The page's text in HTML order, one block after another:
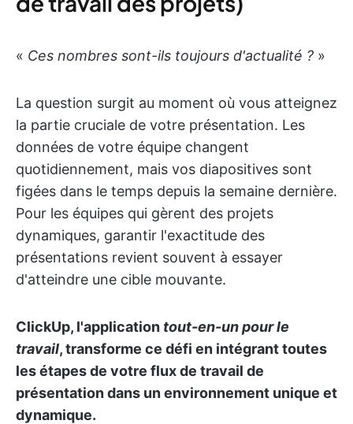
« Ces nombres sont-ils toujours d'actualité ? »
La question surgit au moment où vous atteignez
la partie cruciale de votre présentation. Les
données de votre équipe changent
quotidiennement, mais vos diapositives sont
figées dans le temps depuis la semaine dernière.
Pour les équipes qui gèrent des projets
dynamiques, garantir l'exactitude des
présentations revient souvent à essayer
d'atteindre une cible mouvante.
ClickUp, l'application tout-en-un pour le
travail, transforme ce défi en intégrant toutes
les étapes de votre flux de travail de
présentation dans un environnement unique et
dynamique.